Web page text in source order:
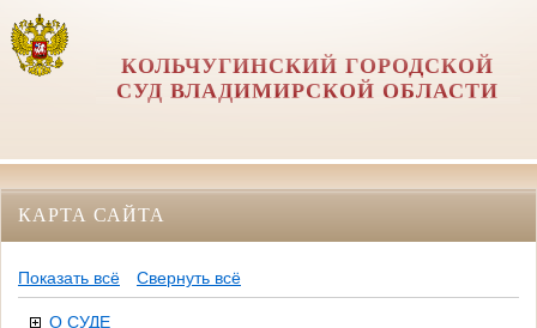
КОЛЬЧУГИНСКИЙ ГОРОДСКОЙ
СУД ВЛАДИМИРСКОЙ ОБЛАСТИ
КАРТА САЙТА
Показать всё Свернуть всё
О СУДЕ